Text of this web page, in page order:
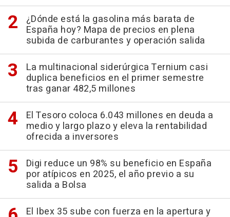
¿Dónde está la gasolina más barata de
España hoy? Mapa de precios en plena
subida de carburantes y operación salida
La multinacional siderúrgica Ternium casi
duplica beneficios en el primer semestre
tras ganar 482,5 millones
El Tesoro coloca 6.043 millones en deuda a
medio y largo plazo y eleva la rentabilidad
ofrecida a inversores
Digi reduce un 98% su beneficio en España
por atípicos en 2025, el año previo a su
salida a Bolsa
El Ibex 35 sube con fuerza en la apertura y